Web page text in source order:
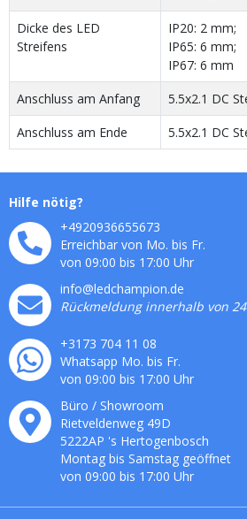
Dicke des LED
Streifens
IP20: 2 mm;
IP65: 6 mm;
IP67: 6 mm
Anschluss am Anfang
5.5x2.1 DC
Anschluss am Ende
5.5x2.1 DC
Hilfe nötig?
+4920936655673
Erreichbar von Mo. bis Fr.
von 09:00 bis 17:00 Uhr
info@ledchampion.de
Rückmeldung innerhalb von
+3173 704 11 08
Whatsapp Mo. bis Fr.
von 09:00 bis 17:00 Uhr
Büro / Showroom
Rietveldenweg 49D
5222AP 's Hertogenbosch
Montag bis Samstag geöffnet
von 09:00 bis 17:00 Uhr